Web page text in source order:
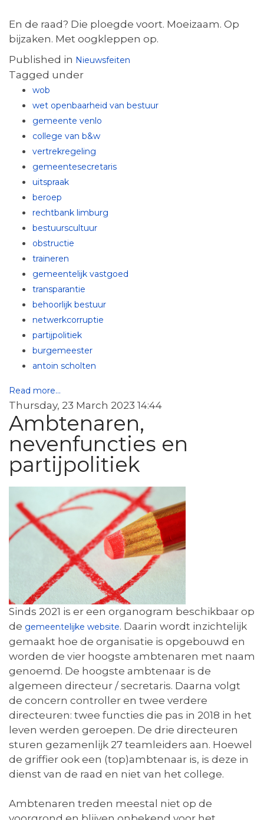
En de raad? Die ploegde voort. Moeizaam. Op
bijzaken. Met oogkleppen op.
Published in Nieuwsfeiten
Tagged under
wob
wet openbaarheid van bestuur
gemeente venlo
college van b&w
vertrekregeling
gemeentesecretaris
uitspraak
beroep
rechtbank limburg
bestuurscultuur
obstructie
traineren
gemeentelijk vastgoed
transparantie
behoorlijk bestuur
netwerkcorruptie
partijpolitiek
burgemeester
antoin scholten
Read more...
Thursday, 23 March 2023 14:44
Ambtenaren,
nevenfuncties en
partijpolitiek
Sinds 2021 is er een organogram beschikbaar op
de gemeentelijke website. Daarin wordt inzichtelijk
gemaakt hoe de organisatie is opgebouwd en
worden de vier hoogste ambtenaren met naam
genoemd. De hoogste ambtenaar is de
algemeen directeur / secretaris. Daarna volgt
de concern controller en twee verdere
directeuren: twee functies die pas in 2018 in het
leven werden geroepen. De drie directeuren
sturen gezamenlijk 27 teamleiders aan. Hoewel
de griffier ook een (top)ambtenaar is, is deze in
dienst van de raad en niet van het college.
Ambtenaren treden meestal niet op de